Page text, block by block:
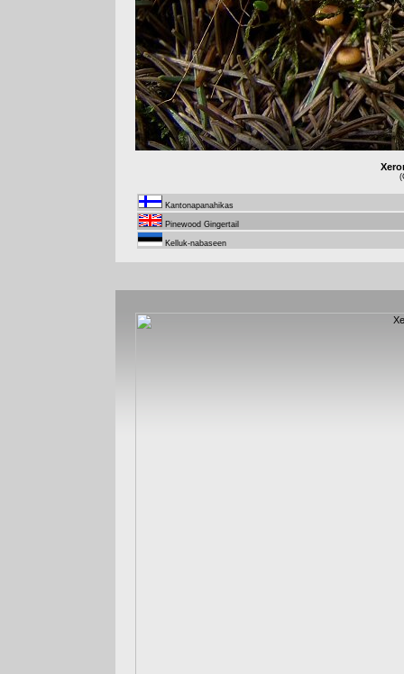
Kantonapanahikas
Pinewood Gingertail
Kelluk-nabaseen